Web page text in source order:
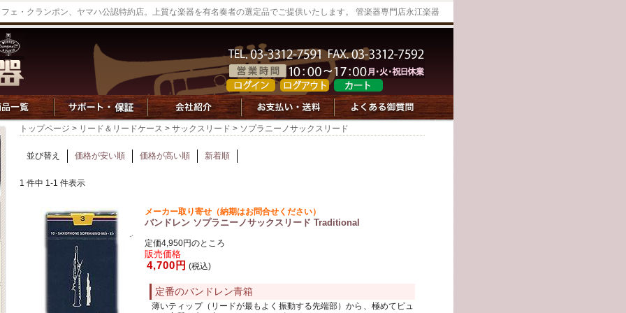
ェ・クランポン、ヤマハ公認特約店。上質な楽器を有名奏者の選定品でご提供いたします。 管楽器専門店永江楽器
トップページ > リード＆リードケース > サックスリード > ソプラニーノサックスリード
並び替え 価格が安い順 価格が高い順 新着順
1 件中 1-1 件表示
メーカー取り寄せ（納期はお問合せください）
バンドレン ソプラニーノサックスリード Traditional
定価4,950円のところ
販売価格
4,700円 (税込)
定番のバンドレン青箱
薄いティップ（リードが最もよく振動する先端部）から、極めてピュ